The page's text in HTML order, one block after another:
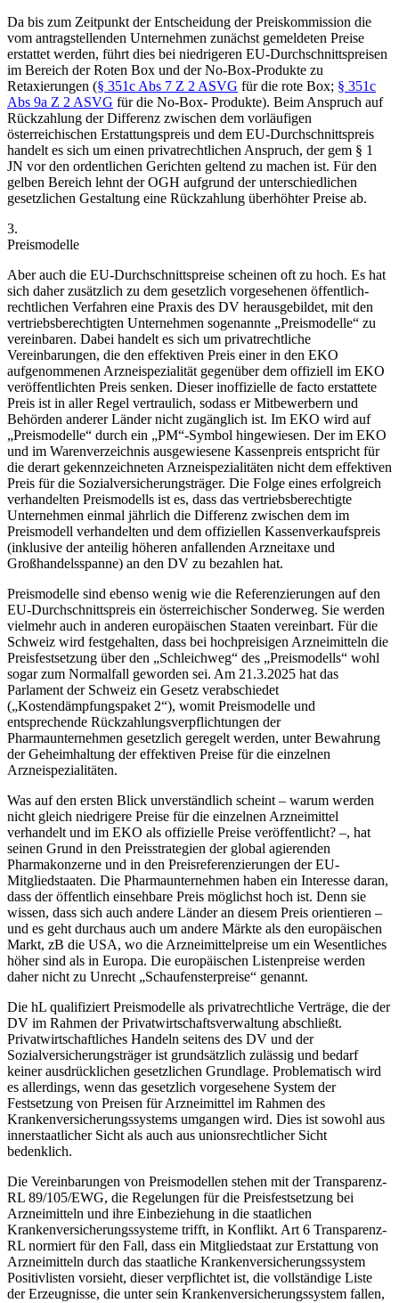
Da bis zum Zeitpunkt der Entscheidung der Preiskommission die
vom antragstellenden Unternehmen zunächst gemeldeten Preise
erstattet werden, führt dies bei niedrigeren EU-Durchschnittspreisen
im Bereich der Roten Box und der No-Box-Produkte zu
Retaxierungen (§ 351c Abs 7 Z 2 ASVG für die rote Box; § 351c
Abs 9a Z 2 ASVG für die No-Box- Produkte). Beim Anspruch auf
Rückzahlung der Differenz zwischen dem vorläufigen
österreichischen Erstattungspreis und dem EU-Durchschnittspreis
handelt es sich um einen privatrechtlichen Anspruch, der gem § 1
JN vor den ordentlichen Gerichten geltend zu machen ist. Für den
gelben Bereich lehnt der OGH aufgrund der unterschiedlichen
gesetzlichen Gestaltung eine Rückzahlung überhöhter Preise ab.
3.
Preismodelle
Aber auch die EU-Durchschnittspreise scheinen oft zu hoch. Es hat
sich daher zusätzlich zu dem gesetzlich vorgesehenen öffentlich-
rechtlichen Verfahren eine Praxis des DV herausgebildet, mit den
vertriebsberechtigten Unternehmen sogenannte „Preismodelle“ zu
vereinbaren. Dabei handelt es sich um privatrechtliche
Vereinbarungen, die den effektiven Preis einer in den EKO
aufgenommenen Arzneispezialität gegenüber dem offiziell im EKO
veröffentlichten Preis senken. Dieser inoffizielle de facto erstattete
Preis ist in aller Regel vertraulich, sodass er Mitbewerbern und
Behörden anderer Länder nicht zugänglich ist. Im EKO wird auf
„Preismodelle“ durch ein „PM“-Symbol hingewiesen. Der im EKO
und im Warenverzeichnis ausgewiesene Kassenpreis entspricht für
die derart gekennzeichneten Arzneispezialitäten nicht dem effektiven
Preis für die Sozialversicherungsträger. Die Folge eines erfolgreich
verhandelten Preismodells ist es, dass das vertriebsberechtigte
Unternehmen einmal jährlich die Differenz zwischen dem im
Preismodell verhandelten und dem offiziellen Kassenverkaufspreis
(inklusive der anteilig höheren anfallenden Arzneitaxe und
Großhandelsspanne) an den DV zu bezahlen hat.
Preismodelle sind ebenso wenig wie die Referenzierungen auf den
EU-Durchschnittspreis ein österreichischer Sonderweg. Sie werden
vielmehr auch in anderen europäischen Staaten vereinbart. Für die
Schweiz wird festgehalten, dass bei hochpreisigen Arzneimitteln die
Preisfestsetzung über den „Schleichweg“ des „Preismodells“ wohl
sogar zum Normalfall geworden sei. Am 21.3.2025 hat das
Parlament der Schweiz ein Gesetz verabschiedet
(„Kostendämpfungspaket 2“), womit Preismodelle und
entsprechende Rückzahlungsverpflichtungen der
Pharmaunternehmen gesetzlich geregelt werden, unter Bewahrung
der Geheimhaltung der effektiven Preise für die einzelnen
Arzneispezialitäten.
Was auf den ersten Blick unverständlich scheint – warum werden
nicht gleich niedrigere Preise für die einzelnen Arzneimittel
verhandelt und im EKO als offizielle Preise veröffentlicht? –, hat
seinen Grund in den Preisstrategien der global agierenden
Pharmakonzerne und in den Preisreferenzierungen der EU-
Mitgliedstaaten. Die Pharmaunternehmen haben ein Interesse daran,
dass der öffentlich einsehbare Preis möglichst hoch ist. Denn sie
wissen, dass sich auch andere Länder an diesem Preis orientieren –
und es geht durchaus auch um andere Märkte als den europäischen
Markt, zB die USA, wo die Arzneimittelpreise um ein Wesentliches
höher sind als in Europa. Die europäischen Listenpreise werden
daher nicht zu Unrecht „Schaufensterpreise“ genannt.
Die hL qualifiziert Preismodelle als privatrechtliche Verträge, die der
DV im Rahmen der Privatwirtschaftsverwaltung abschließt.
Privatwirtschaftliches Handeln seitens des DV und der
Sozialversicherungsträger ist grundsätzlich zulässig und bedarf
keiner ausdrücklichen gesetzlichen Grundlage. Problematisch wird
es allerdings, wenn das gesetzlich vorgesehene System der
Festsetzung von Preisen für Arzneimittel im Rahmen des
Krankenversicherungssystems umgangen wird. Dies ist sowohl aus
innerstaatlicher Sicht als auch aus unionsrechtlicher Sicht
bedenklich.
Die Vereinbarungen von Preismodellen stehen mit der Transparenz-
RL 89/105/EWG, die Regelungen für die Preisfestsetzung bei
Arzneimitteln und ihre Einbeziehung in die staatlichen
Krankenversicherungssysteme trifft, in Konflikt. Art 6 Transparenz-
RL normiert für den Fall, dass ein Mitgliedstaat zur Erstattung von
Arzneimitteln durch das staatliche Krankenversicherungssystem
Positivlisten vorsieht, dieser verpflichtet ist, die vollständige Liste
der Erzeugnisse, die unter sein Krankenversicherungssystem fallen,